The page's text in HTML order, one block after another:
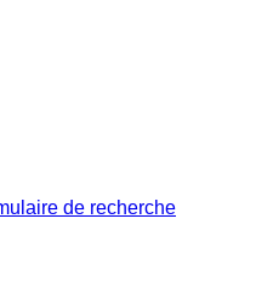
de recherche